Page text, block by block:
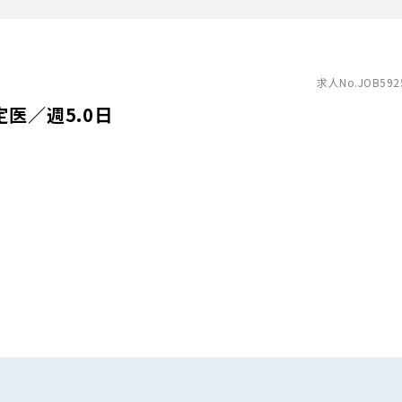
求人
医／週5.0日